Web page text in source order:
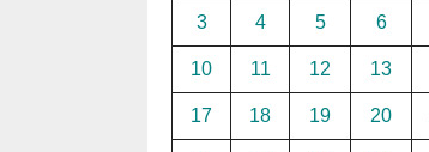
3 4 5 6
10 11 12 13
17 18 19 20